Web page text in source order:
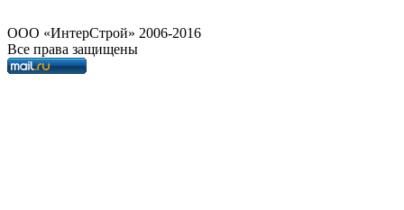
OOO «ИнтерСтрой» 2006-2016
Все права защищены